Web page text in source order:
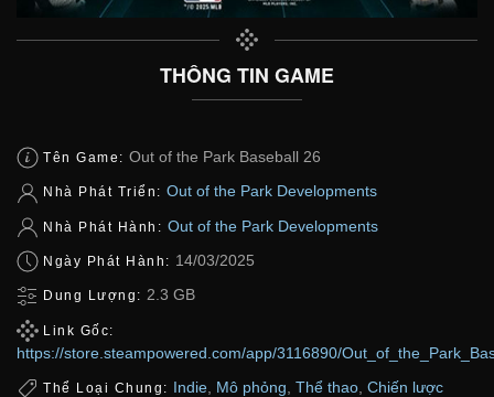
THÔNG TIN GAME
Tên Game: Out of the Park Baseball 26
Nhà Phát Triển: Out of the Park Developments
Nhà Phát Hành: Out of the Park Developments
Ngày Phát Hành: 14/03/2025
Dung Lượng: 2.3 GB
Link Gốc:
https://store.steampowered.com/app/3116890/
Thể Loại Chung: Indie Mô phỏng Thể thao Chiến lược